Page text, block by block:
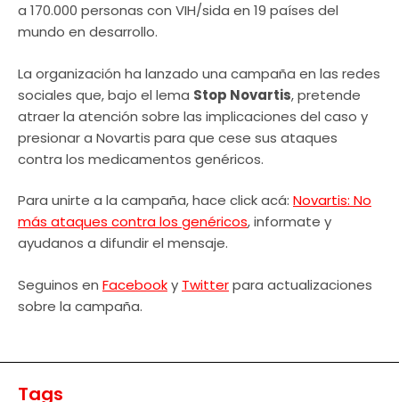
a 170.000 personas con VIH/sida en 19 países del
mundo en desarrollo.
La organización ha lanzado una campaña en las redes
sociales que, bajo el lema Stop Novartis, pretende
atraer la atención sobre las implicaciones del caso y
presionar a Novartis para que cese sus ataques
contra los medicamentos genéricos.
Para unirte a la campaña, hace click acá: Novartis: No
más ataques contra los genéricos, informate y
ayudanos a difundir el mensaje.
Seguinos en Facebooky Twitterpara actualizaciones
sobre la campaña.
Tags